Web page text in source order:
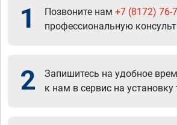
1 Позвоните нам +7 (8172) 76-
профессиональную
2
Запишитесь на удобное
к нам в сервис на установку